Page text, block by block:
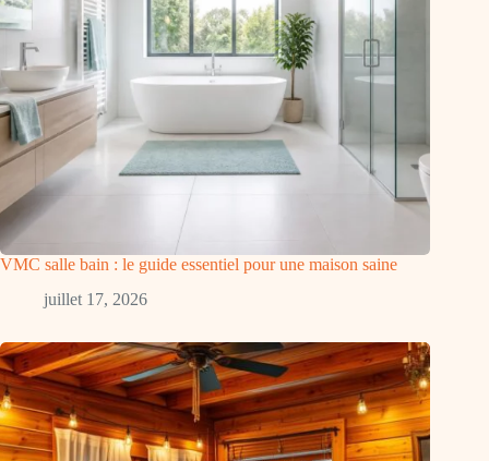
VMC salle bain : le guide essentiel pour une maison saine
juillet 17, 2026